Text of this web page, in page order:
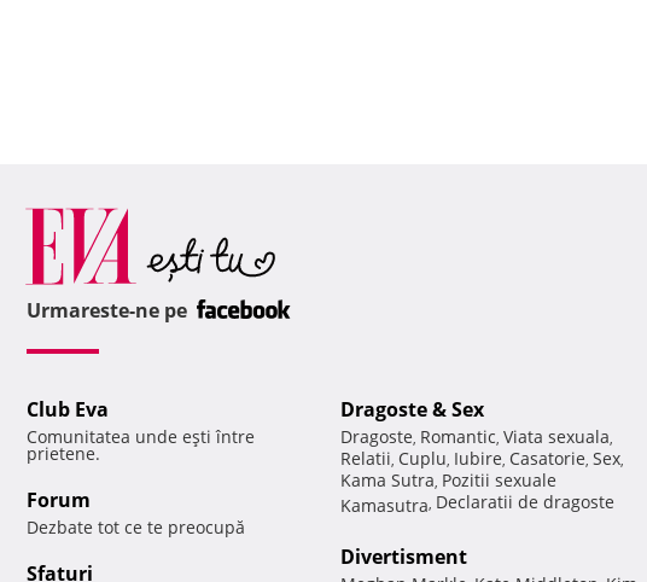
Urmareste-ne pe
Club Eva
Comunitatea unde eşti între
prietene.
Forum
Dezbate tot ce te preocupă
Sfaturi
Dragoste & Sex
Dragoste, Romantic, Viata sexuala,
Relatii, Cuplu, Iubire, Casatorie, Sex,
Kama Sutra, Pozitii sexuale
Kamasutra, Declaratii de dragoste
Divertisment